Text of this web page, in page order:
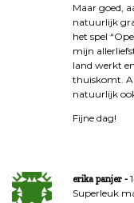
Maar goed,
natuurlijk
het spel
mijn
land werkt
thuiskomt.
natuurlijk
Fijne dag!
erika panjer
Superleuk